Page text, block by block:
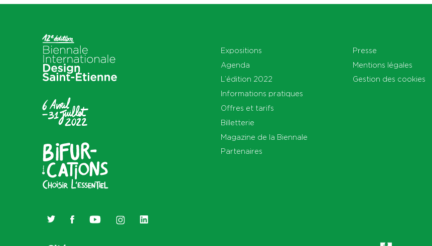
Expositions
Agenda
L’édition 2022
Informations pratiques
Offres et tarifs
Billetterie
Magazine de la Biennale
Partenaires
Presse
Mentions légales
Gestion des cookies